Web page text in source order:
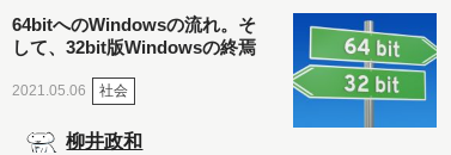
64bitへのWindowsの流れ。そ
して、32bit版Windowsの終焉
2021.05.06 社会
柳井政和